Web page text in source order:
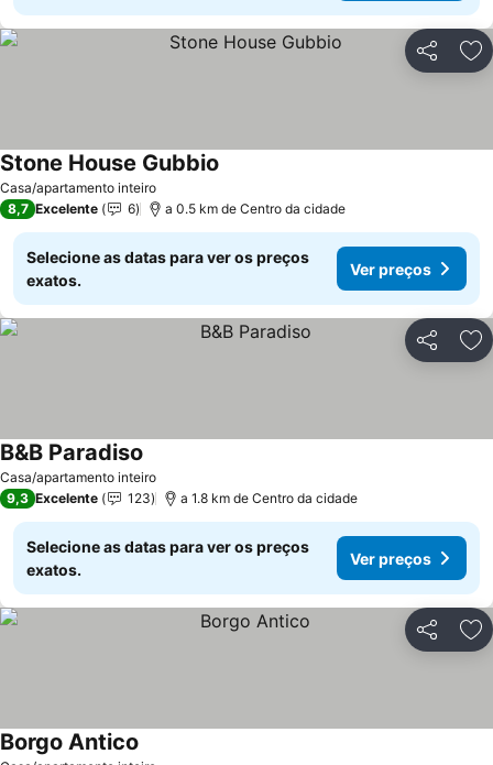
Partilhar
Casa/apartamento inteiro
Stone House Gubbio
8,7 Excelente 6 a 0.5 km de Centro da cidade
Selecione as datas para ver os preços
exatos.
Ver preços
Partilhar
Casa/apartamento inteiro
B&B Paradiso
9,3 Excelente 123 a 1.8 km de Centro da cidade
Selecione as datas para ver os preços
exatos.
Ver preços
Partilhar
Borgo Antico